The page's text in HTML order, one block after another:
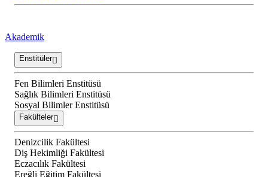
Akademik
Enstitüler
Fen Bilimleri Enstitüsü
Sağlık Bilimleri Enstitüsü
Sosyal Bilimler Enstitüsü
Fakülteler
Denizcilik Fakültesi
Diş Hekimliği Fakültesi
Eczacılık Fakültesi
Ereğli Eğitim Fakültesi